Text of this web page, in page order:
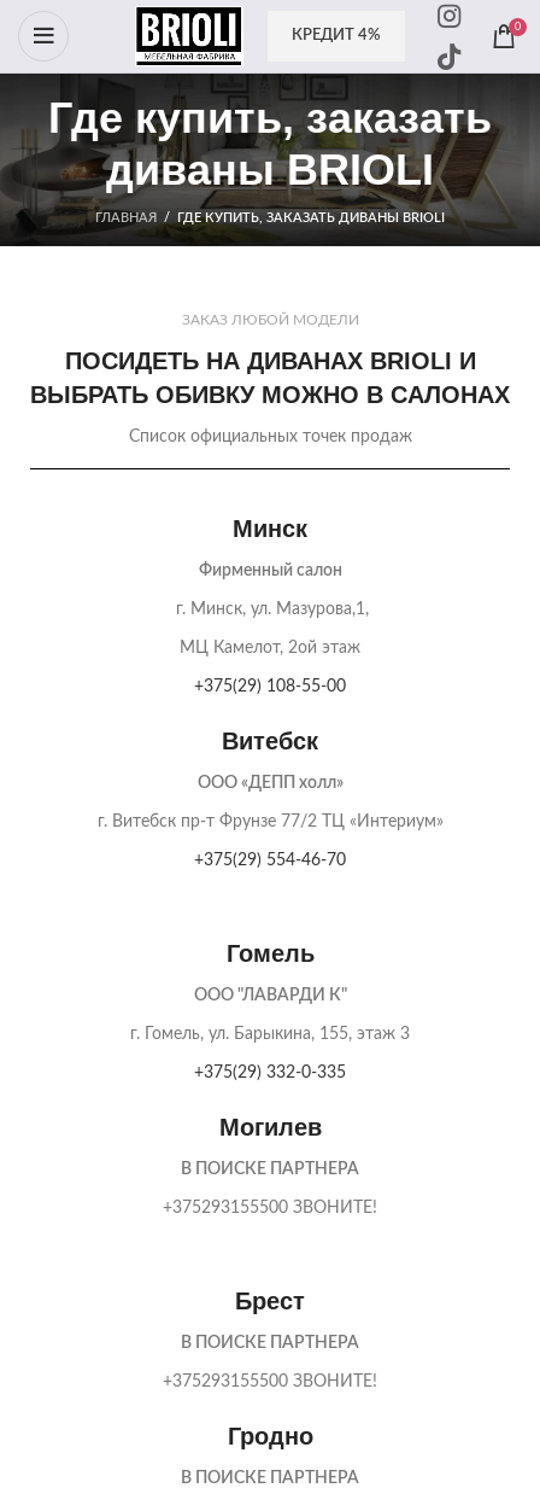
КРЕДИТ 4%
0
Где купить, заказать
диваны BRIOLI
ГЛАВНАЯ / ГДЕ КУПИТЬ, ЗАКАЗАТЬ ДИВАНЫ BRIOLI
ЗАКАЗ ЛЮБОЙ МОДЕЛИ
ПОСИДЕТЬ НА ДИВАНАХ BRIOLI И
ВЫБРАТЬ ОБИВКУ МОЖНО В САЛОНАХ
Список официальных точек продаж
Минск
Фирменный салон
г. Минск, ул. Мазурова,1,
МЦ Камелот, 2ой этаж
+375(29) 108-55-00
Витебск
ООО «ДЕПП холл»
г. Витебск пр-т Фрунзе 77/2 ТЦ «Интериум»
+375(29) 554-46-70
Гомель
ООО "ЛАВАРДИ К"
г. Гомель, ул. Барыкина, 155, этаж 3
+375(29) 332-0-335
Могилев
В ПОИСКЕ ПАРТНЕРА
+375293155500 ЗВОНИТЕ!
Брест
В ПОИСКЕ ПАРТНЕРА
+375293155500 ЗВОНИТЕ!
Гродно
В ПОИСКЕ ПАРТНЕРА